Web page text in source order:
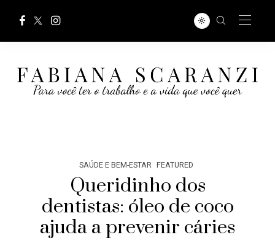
SAÚDE E BEM-ESTAR FEATURED
Queridinho dos
dentistas: óleo de coco
ajuda a prevenir cáries